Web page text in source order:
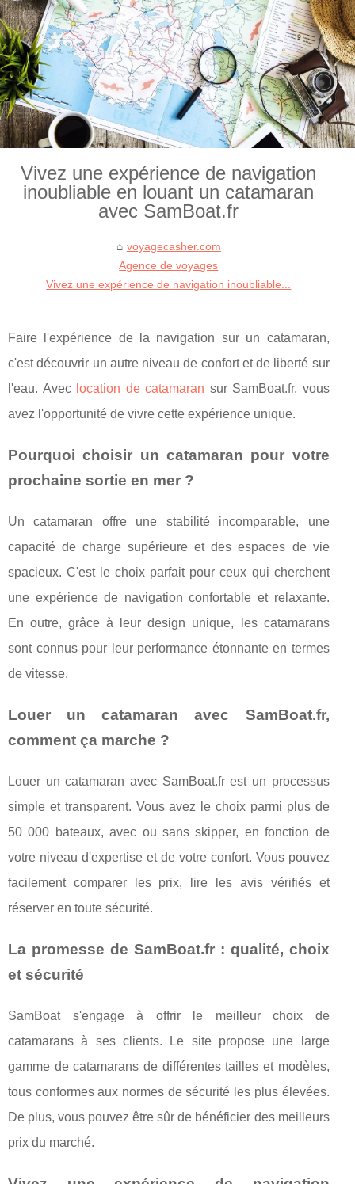
Vivez une expérience de navigation
inoubliable en louant un catamaran
avec SamBoat.fr
voyagecasher.com
Agence de voyages
Vivez une expérience de navigation inoubliable...
Faire l'expérience de la navigation sur un catamaran,
c'est découvrir un autre niveau de confort et de liberté sur
l'eau. Avec location de catamaran sur SamBoat.fr, vous
avez l'opportunité de vivre cette expérience unique.
Pourquoi choisir un catamaran pour votre
prochaine sortie en mer ?
Un catamaran offre une stabilité incomparable, une
capacité de charge supérieure et des espaces de vie
spacieux. C'est le choix parfait pour ceux qui cherchent
une expérience de navigation confortable et relaxante.
En outre, grâce à leur design unique, les catamarans
sont connus pour leur performance étonnante en termes
de vitesse.
Louer un catamaran avec SamBoat.fr,
comment ça marche ?
Louer un catamaran avec SamBoat.fr est un processus
simple et transparent. Vous avez le choix parmi plus de
50 000 bateaux, avec ou sans skipper, en fonction de
votre niveau d'expertise et de votre confort. Vous pouvez
facilement comparer les prix, lire les avis vérifiés et
réserver en toute sécurité.
La promesse de SamBoat.fr : qualité, choix
et sécurité
SamBoat s'engage à offrir le meilleur choix de
catamarans à ses clients. Le site propose une large
gamme de catamarans de différentes tailles et modèles,
tous conformes aux normes de sécurité les plus élevées.
De plus, vous pouvez être sûr de bénéficier des meilleurs
prix du marché.